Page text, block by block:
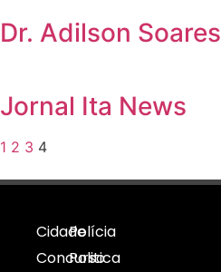
Dr. Adilson Soares
Jornal Ita News
1 2 3 4
Cidade
Concurso
Polícia
Politica